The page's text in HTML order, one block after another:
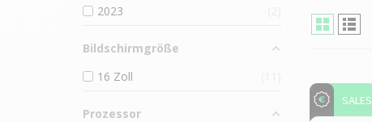
2023
Bildschirmgröße
16 Zoll
Prozessor
SALES